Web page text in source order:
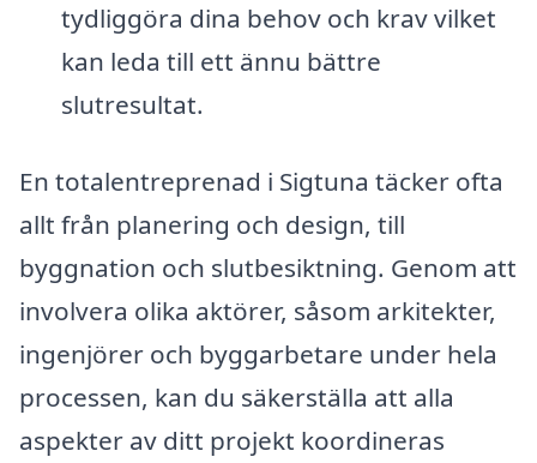
tydliggöra dina behov och krav vilket
kan leda till ett ännu bättre
slutresultat.
En totalentreprenad i Sigtuna täcker ofta
allt från planering och design, till
byggnation och slutbesiktning. Genom att
involvera olika aktörer, såsom arkitekter,
ingenjörer och byggarbetare under hela
processen, kan du säkerställa att alla
aspekter av ditt projekt koordineras